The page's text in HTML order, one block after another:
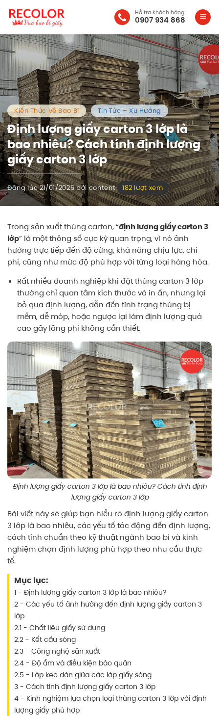
Bỏ
qua
dung
Hỗ trợ khách hàng
0907 934 868
Kiến Thức Về Bao Bì Tin Tức – Xu Hướng
Định lượng giấy carton 3 lớp là
bao nhiêu? Cách tính định lượng
giấy carton 3 lớp
Đăng lúc21/01/2026bởicontent 182 lượt xem
Trong sản xuất thùng carton, “định lượng giấy carton 3
lớp” là một thông số cực kỳ quan trọng, vì nó ảnh
hưởng trực tiếp đến độ cứng, khả năng chịu lực, chi
phí, cũng như mức độ phù hợp với từng loại hàng hóa.
Rất nhiều doanh nghiệp khi đặt thùng carton 3 lớp
thường chỉ quan tâm kích thước và in ấn, nhưng lại
bỏ qua định lượng, dẫn đến tình trạng thùng bị
mềm, dễ móp, hoặc ngược lại làm định lượng quá
cao gây lãng phí không cần thiết.
Định lượng giấy carton 3 lớp là bao nhiêu? Cách tính định
lượng giấy carton 3 lớp
Bài viết này sẽ giúp bạn hiểu rõ định lượng giấy carton
3 lớp là bao nhiêu, các yếu tố tác động đến định lượng,
cách tính chuẩn theo kỹ thuật ngành bao bì và kinh
nghiệm chọn định lượng phù hợp theo nhu cầu thực
tế.
Mục lục:
1 - Định lượng giấy carton 3 lớp là bao nhiêu?
2 - Các yếu tố ảnh hưởng đến định lượng giấy carton 3
lớp
2.1 - Chất liệu giấy sử dụng
2.2 - Kết cấu sóng
2.3 - Công nghệ sản xuất
2.4 - Độ ẩm và điều kiện bảo quản
2.5 - Lớp keo dán giữa các lớp giấy sóng
3 - Cách tính định lượng giấy carton 3 lớp
4 - Kinh nghiệm lựa chọn loại thùng carton 3 lớp với định
lượng giấy phù hợp